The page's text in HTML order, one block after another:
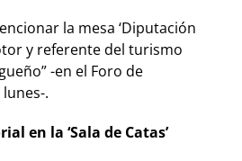
la mesa ‘Diputación
y referente del turismo
-en el Foro de
.
en la ‘Sala de Catas’